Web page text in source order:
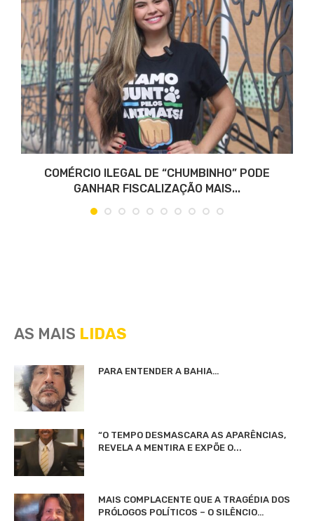
COMÉRCIO ILEGAL DE “CHUMBINHO” PODE
GANHAR FISCALIZAÇÃO MAIS...
AS MAIS LIDAS
PARA ENTENDER A BAHIA…
“O TEMPO DESMASCARA AS APARÊNCIAS,
REVELA A MENTIRA E EXPÕE O...
MAIS COMPLACENTE QUE A TRAGÉDIA DOS
PRÓLOGOS POLÍTICOS – O SILÊNCIO…